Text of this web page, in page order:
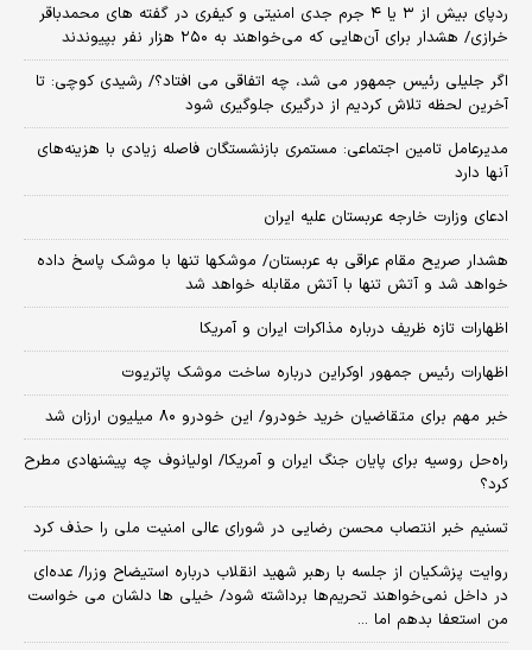
ردپای بیش از ۳ یا ۴ جرم جدی امنیتی و کیفری در گفته های محمدباقر
خرازی/ هشدار برای آن‌هایی که می‌خواهند به ۲۵۰ هزار نفر بپیوندند
اگر جلیلی رئیس جمهور می شد، چه اتفاقی می افتاد؟/ رشیدی کوچی: تا
آخرین لحظه تلاش کردیم از درگیری جلوگیری شود
مدیرعامل تامین اجتماعی: مستمری بازنشستگان فاصله زیادی با هزینه‌های
آنها دارد
ادعای وزارت خارجه عربستان علیه ایران
هشدار صریح مقام عراقی به عربستان/ موشکها تنها با موشک پاسخ داده
خواهد شد و آتش تنها با آتش مقابله خواهد شد
اظهارات تازه ظریف درباره مذاکرات ایران و آمریکا
اظهارات رئیس جمهور اوکراین درباره ساخت موشک پاتریوت
خبر مهم برای متقاضیان خرید خودرو/ این خودرو ۸۰ میلیون ارزان شد
راه‌حل روسیه برای پایان جنگ ایران و آمریکا/ اولیانوف چه پیشنهادی مطرح
کرد؟
تسنیم خبر انتصاب محسن رضایی در شورای عالی امنیت ملی را حذف کرد
روایت پزشکیان از جلسه با رهبر شهید انقلاب درباره استیضاح وزرا/ عده‌ای
در داخل نمی‌خواهند تحریم‌ها برداشته شود/ خیلی ها دلشان می خواست
من استعفا بدهم اما ...